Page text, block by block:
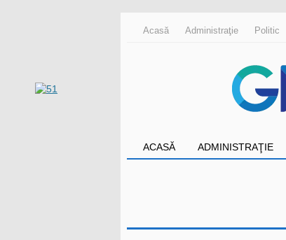
Acasă Administraţie Politic
ACASĂ ADMINISTRAŢIE